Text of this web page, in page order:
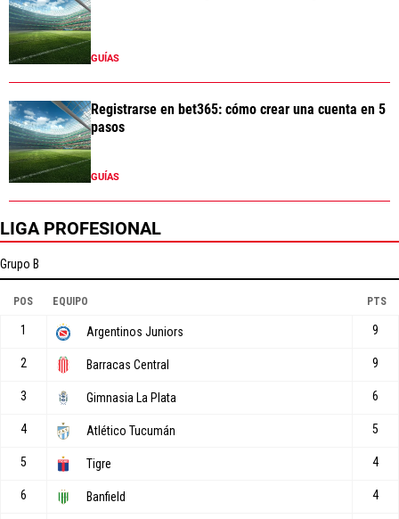
GUÍAS
Registrarse en bet365: cómo crear una cuenta en 5
pasos
GUÍAS
LIGA PROFESIONAL